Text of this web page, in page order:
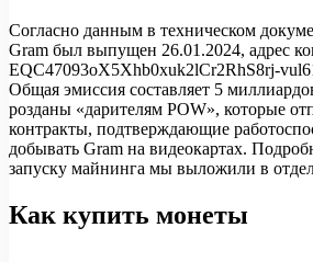
Согласно данным в техническом
Gram был выпущен 26.01.2024, адрес
EQC47093oX5Xhb0xuk2lCr2RhS8rj-
Общая эмиссия составляет 5
розданы «дарителям POW», которые
контракты, подтверждающие
добывать Gram на видеокартах.
запуску майнинга мы выложили в
Как купить монеты